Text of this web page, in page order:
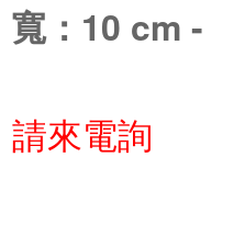
寬：10 cm -
請來電詢